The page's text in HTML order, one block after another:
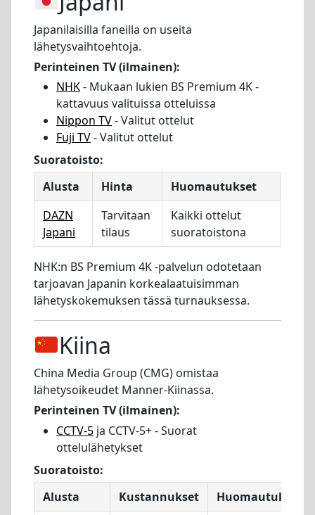
Japanilaisilla faneilla on useita
lähetysvaihtoehtoja.
Perinteinen TV (ilmainen):
NHK- Mukaan lukien BS Premium 4K -
kattavuus valituissa otteluissa
Nippon TV- Valitut ottelut
Fuji TV- Valitut ottelut
Suoratoisto:
Alusta
Hinta
Huomautukset
DAZN
Japani
Tarvitaan
tilaus
Kaikki ottelut
suoratoistona
NHK:n BS Premium 4K -palvelun odotetaan
tarjoavan Japanin korkealaatuisimman
lähetyskokemuksen tässä turnauksessa.
Kiina
China Media Group (CMG) omistaa
lähetysoikeudet Manner-Kiinassa.
Perinteinen TV (ilmainen):
CCTV-5 ja CCTV-5+ - Suorat
ottelulähetykset
Suoratoisto:
Alusta
Kustannukset Huomautukset